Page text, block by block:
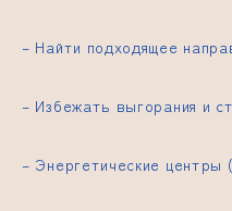
– Найти подходящее
– Избежать выгорания и
– Энергетические центры